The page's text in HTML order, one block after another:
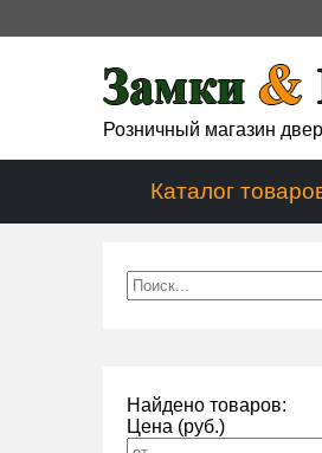
Розничный магазин
Каталог
Найдено товаров:
Цена (руб.)